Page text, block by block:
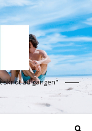
skridt ad gangen"